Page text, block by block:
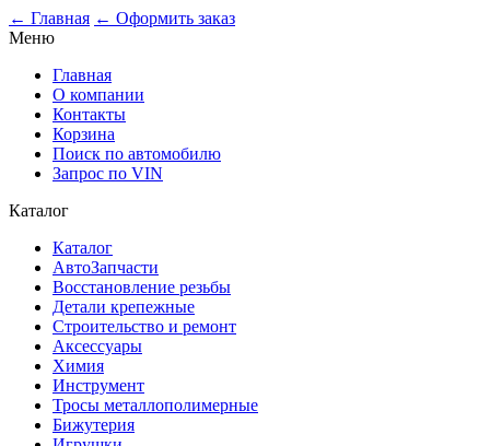
← Главная ← Оформить заказ
Меню
Главная
О компании
Контакты
Корзина
Поиск по автомобилю
Запрос по VIN
Каталог
Каталог
АвтоЗапчасти
Восстановление резьбы
Детали крепежные
Строительство и ремонт
Аксессуары
Химия
Инструмент
Тросы металлополимерные
Бижутерия